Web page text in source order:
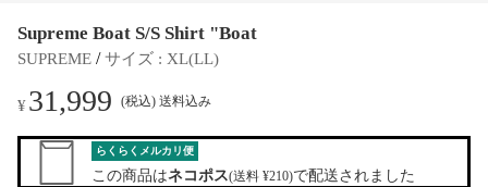
Supreme Boat S/S Shirt "Boat
SUPREME / サイズ : XL(LL)
¥31,999 (税込) 送料込み
らくらくメルカリ便
この商品はネコポス(送料 ¥210)で配送されました